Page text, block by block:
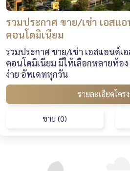
รวมประกาศ ขาย/เช่า เอสแ
คอนโดมิเนียม
รวมประกาศ ขาย/เช่า เอสแอนด์เ
คอนโดมิเนียม มีให้เลือกหลายห้อ
ง่าย อัพเดททุกวัน
รายละเอียดโคร
ขาย (0)